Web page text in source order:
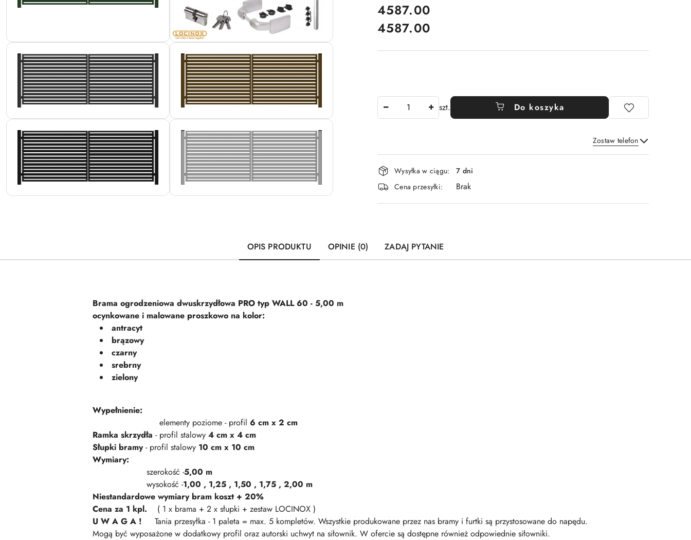
cena:
4587.00
Cena:
4587.00
szt. Do koszyka
Zostaw telefon
Wyślij
Dostępność
i
dostawa
Wysyłka w ciągu:
7 dni
Cena przesyłki:
Brak
OPIS PRODUKTU OPINIE (0) ZADAJ PYTANIE
Brama ogrodzeniowa dwuskrzydłowa PRO typ WALL 60 - 5,00 m
ocynkowane i malowane proszkowo na kolor:
antracyt
brązowy
czarny
srebrny
zielony
Wypełnienie:
elementy poziome - profil 6 cm x 2 cm
Ramka skrzydła - profil stalowy 4 cm x 4 cm
Słupki bramy- profil stalowy 10 cm x 10 cm
Wymiary:
szerokość -5,00 m
wysokość -1,00 , 1,25 , 1,50 , 1,75 , 2,00 m
Niestandardowe wymiary bram koszt + 20%
Cena za 1 kpl. ( 1 x brama + 2 x słupki + zestaw LOCINOX )
U W A G A ! Tania przesyłka - 1 paleta = max. 5 kompletów. Wszystkie produkowane przez nas bramy i furtki są przystosowane do napędu.
Mogą być wyposażone w dodatkowy profil oraz autorski uchwyt na siłownik. W ofercie są dostępne również odpowiednie siłowniki.